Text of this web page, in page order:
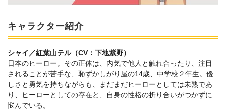
キャラクター紹介
シャイ／紅葉山テル（CV：下地紫野）
日本のヒーロー。その正体は、内気で他人と触れ合ったり、注目
されることが苦手な、恥ずかしがり屋の14歳、中学校２年生。優
しさと勇気を持ちながらも、まだまだヒーローとしては未熟であ
り、ヒーローとしての存在と、自身の性格の折り合いがつかずに
悩んでいる。